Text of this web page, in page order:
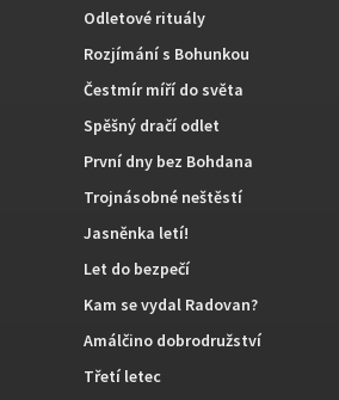
Odletové rituály
Rozjímání s Bohunkou
Čestmír míří do světa
Spěšný dračí odlet
První dny bez Bohdana
Trojnásobné neštěstí
Jasněnka letí!
Let do bezpečí
Kam se vydal Radovan?
Amálčino dobrodružství
Třetí letec